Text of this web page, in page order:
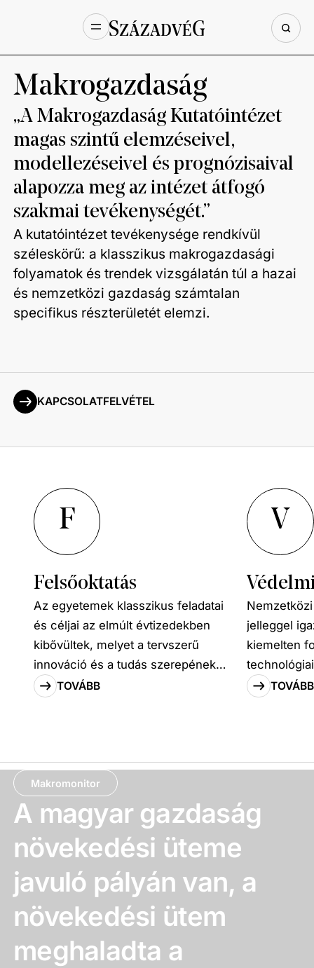
Makrogazdaság
„A Makrogazdaság Kutatóintézet
magas szintű elemzéseivel,
modellezéseivel és prognózisaival
alapozza meg az intézet átfogó
szakmai tevékenységét.”
A kutatóintézet tevékenysége rendkívül
széleskörű: a klasszikus makrogazdasági
folyamatok és trendek vizsgálatán túl a hazai
és nemzetközi gazdaság számtalan
specifikus részterületét elemzi.
KAPCSOLATFELVÉTEL
F
Felsőoktatás​
Az egyetemek klasszikus feladatai
és céljai az elmúlt évtizedekben
kibővültek, melyet a tervszerű
innováció és a tudás szerepének
folyamatos előtérbe kerülése
készségfejlesztése, vállalkozói és
szellemi tulajdonjog ismereteik
bővítése is rendkívül fontossá vált.
A felsőoktatás tömegesedésének
okán a társadalmi értintettek köre
kiszélesült, a társadalmi ráfordítás
szerepe növekedett, és […]
TOVÁBB
V
jelleggel
kiemelten
menténTOVÁBB
Makromonitor
A magyar gazdaság
növekedési üteme
javuló pályán van, a
növekedési ütem
meghaladta a